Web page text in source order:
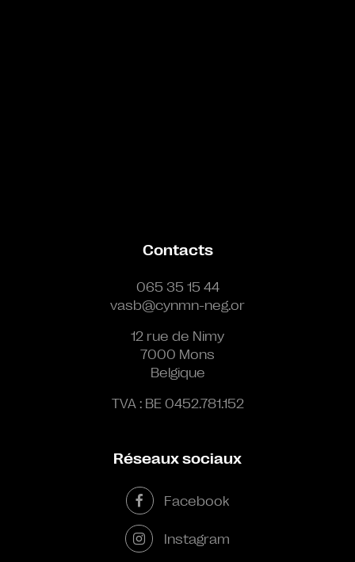
Contacts
065 35 15 44
vasb@cynmn-neg.or
12 rue de Nimy
7000 Mons
Belgique
TVA : BE 0452.781.152
Réseaux sociaux
Facebook
Instagram